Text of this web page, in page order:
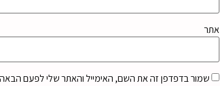
אתר
שמור בדפדפן זה את השם, האימייל והאתר שלי לפעם